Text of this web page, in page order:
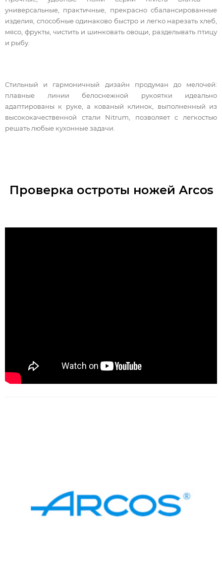
универсальные, практичные, прекрасно сбалансированные
изделия, способные одинаково быстро и легко нарезать хлеб,
мясо, фрукты, чистить и шинковать овощи, разделывать птицу
и рыбу.
Стильный и гармоничный дизайн продуман до мелочей:
плавные линии белоснежной рукоятки идеально
адаптированы к руке, а кованый клинок, выполненный из
высококачественной стали Nitrum, позволяет с легкостью
решать любые кухонные задачи.
Проверка остроты ножей Arcos